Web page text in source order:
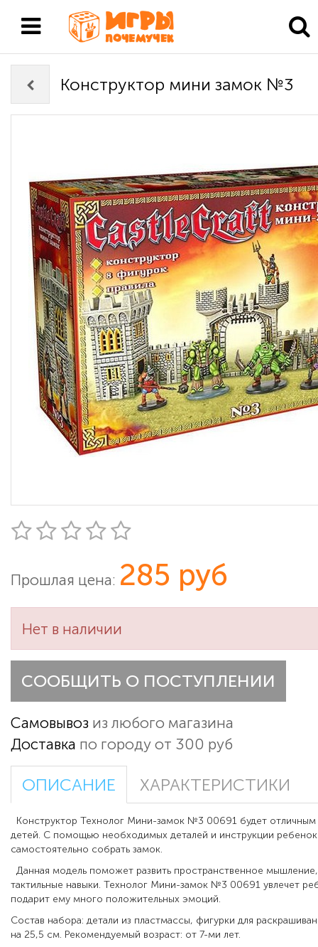
Конструктор мини замок №3
Прошлая цена: 285 руб
Нет в наличии
СООБЩИТЬ О ПОСТУПЛЕНИИ
Самовывоз из любого магазина
Доставка по городу от 300 руб
ОПИСАНИЕ ХАРАКТЕРИСТИКИ
Конструктор Технолог Мини-замок №3 00691 будет
детей. С помощью необходимых деталей и инструкции
самостоятельно собрать замок.
Данная модель поможет развить пространственное
тактильные навыки. Технолог Мини-замок №3 00691 увлечет
подарит ему много положительных эмоций.
Состав набора: детали из пластмассы, фигурки для
на 25,5 см. Рекомендуемый возраст: от 7-ми лет.